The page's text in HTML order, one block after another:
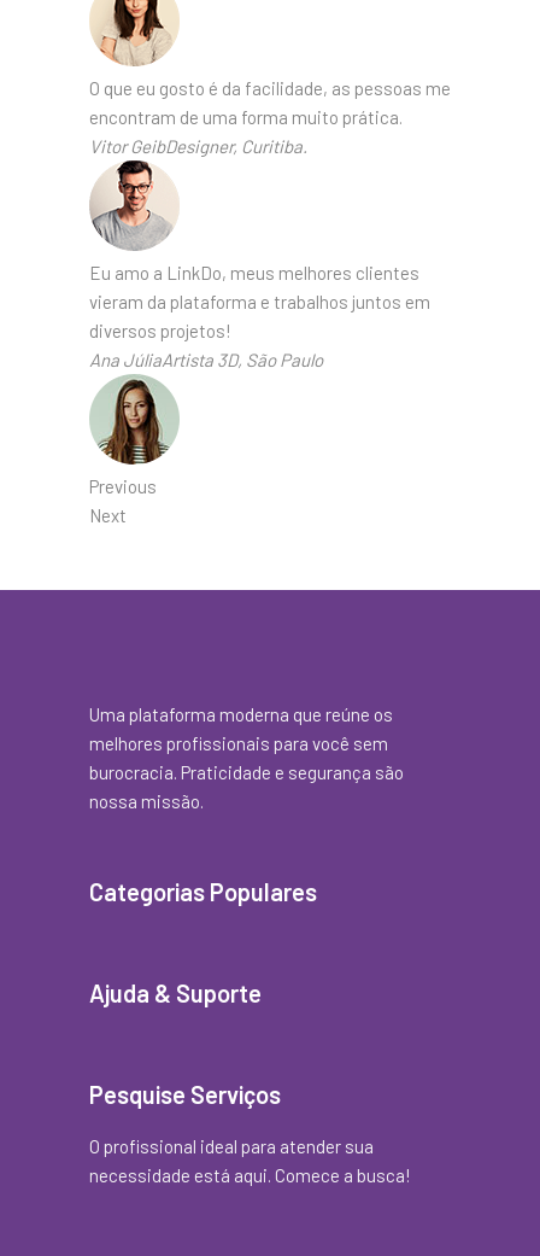
O que eu gosto é da facilidade, as pessoas me
encontram de uma forma muito prática.
Vitor GeibDesigner, Curitiba.
Eu amo a LinkDo, meus melhores clientes
vieram da plataforma e trabalhos juntos em
diversos projetos!
Ana JúliaArtista 3D, São Paulo
Previous
Next
Uma plataforma moderna que reúne os
melhores profissionais para você sem
burocracia. Praticidade e segurança são
nossa missão.
Categorias Populares
Ajuda & Suporte
Pesquise Serviços
O profissional ideal para atender sua
necessidade está aqui. Comece a busca!